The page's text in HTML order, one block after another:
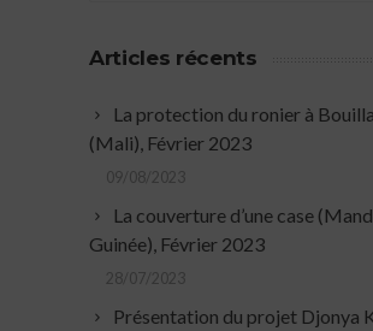
Articles récents
La protection du ronier à
(Mali), Février 2023
09/08/2023
La couverture d’une case
Guinée), Février 2023
28/07/2023
Présentation du projet Djonya